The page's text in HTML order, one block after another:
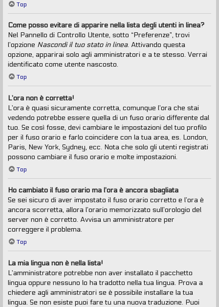
Top
Come posso evitare di apparire nella lista degli utenti in linea?
Nel Pannello di Controllo Utente, sotto “Preferenze”, trovi
l’opzione Nascondi il tuo stato in linea. Attivando questa
opzione, apparirai solo agli amministratori e a te stesso. Verrai
identificato come utente nascosto.
Top
L’ora non è corretta!
L’ora è quasi sicuramente corretta, comunque l’ora che stai
vedendo potrebbe essere quella di un fuso orario differente dal
tuo. Se così fosse, devi cambiare le impostazioni del tuo profilo
per il fuso orario e farlo coincidere con la tua area, es. London,
Paris, New York, Sydney, ecc. Nota che solo gli utenti registrati
possono cambiare il fuso orario e molte impostazioni.
Top
Ho cambiato il fuso orario ma l’ora è ancora sbagliata
Se sei sicuro di aver impostato il fuso orario corretto e l’ora è
ancora scorretta, allora l’orario memorizzato sull’orologio del
server non è corretto. Avvisa un amministratore per
correggere il problema.
Top
La mia lingua non è nella lista!
L’amministratore potrebbe non aver installato il pacchetto
lingua oppure nessuno lo ha tradotto nella tua lingua. Prova a
chiedere agli amministratori se è possibile installare la tua
lingua. Se non esiste puoi fare tu una nuova traduzione. Puoi